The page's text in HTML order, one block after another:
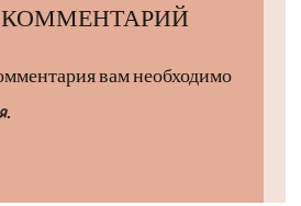
КОММЕНТАРИЙ
вам необходимо
.